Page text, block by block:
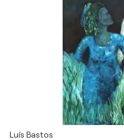
Luís Bastos